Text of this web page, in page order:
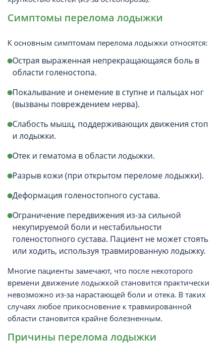
Симптомы перелома лодыжки
К основным симптомам перелома лодыжки относятся:
Острая выраженная непрекращающаяся боль в
области голеностопа.
Покалывание и онемение в ступне и пальцах ног
(вызваны повреждением нерва).
Слабость мышц, поддерживающих движения стоп
и лодыжки.
Отек и гематома в области лодыжки.
Разрыв кожи (при открытом переломе лодыжки).
Деформация голеностопного сустава.
Ограничение передвижения из-за сильной
некупируемой боли и нестабильности
голеностопного сустава. Пациент не может стоять
или ходить, используя травмированную лодыжку.
Многие пациенты замечают, что после некоторого
времени движение лодыжкой становится практически
невозможно из-за нарастающей боли и отека. В таких
случаях любое прикосновение к травмированной
области становится крайне болезненным.
Причины перелома лодыжки